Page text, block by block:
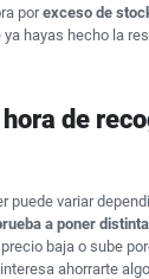
porexceso de
hayas hecho la
de
puede variar
a poner
baja o sube
ahorrarte